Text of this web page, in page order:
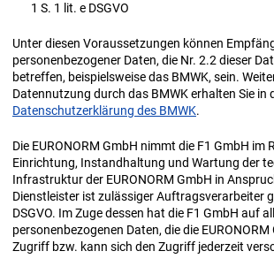
1 S. 1 lit. e DSGVO
Unter diesen Voraussetzungen können
personenbezogener Daten, die Nr. 2.2 dieser
betreffen, beispielsweise das BMWK, sein.
Datennutzung durch das BMWK erhalten Sie in
Datenschutzerklärung des BMWK.
Die EURONORM GmbH nimmt die F1 GmbH im
Einrichtung, Instandhaltung und Wartung der
Infrastruktur der EURONORM GmbH in
Dienstleister ist zulässiger Auftragsverarbeiter
DSGVO. Im Zuge dessen hat die F1 GmbH auf
personenbezogenen Daten, die die
Zugriff bzw. kann sich den Zugriff jederzeit